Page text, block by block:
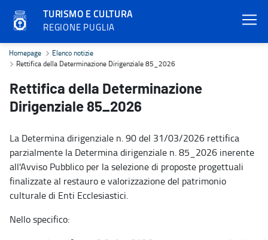
TURISMO E CULTURA
REGIONE PUGLIA
Rettifica della Determinazione Dirigenziale 85_2026 - Turismo e
Homepage
Elenco notizie
Rettifica della Determinazione Dirigenziale 85_2026
Rettifica della Determinazione
Dirigenziale 85_2026
La Determina dirigenziale n. 90 del 31/03/2026 rettifica
parzialmente la Determina dirigenziale n. 85_2026 inerente
all'Avviso Pubblico per la selezione di proposte progettuali
finalizzate al restauro e valorizzazione del patrimonio
culturale di Enti Ecclesiastici.
Nello specifico: